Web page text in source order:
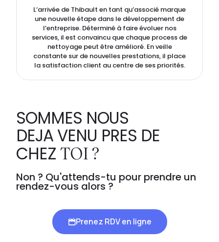
L’arrivée de Thibault en tant qu’associé marque
une nouvelle étape dans le développement de
l’entreprise. Déterminé à faire évoluer nos
services, il est convaincu que chaque process de
nettoyage peut être amélioré. En veille
constante sur de nouvelles prestations, il place
la satisfaction client au centre de ses priorités.
SOMMES NOUS
DEJA VENU PRES DE
CHEZ TOI ?
Non ? Qu'attends-tu pour prendre un
rendez-vous alors ?
Prenez RDV en ligne